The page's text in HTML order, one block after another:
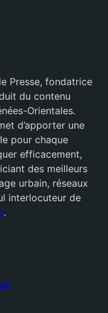
Presse, fondatrice
du contenu
Orientales.
d’apporter une
pour chaque
efficacement,
des meilleurs
urbain, réseaux
interlocuteur de
.